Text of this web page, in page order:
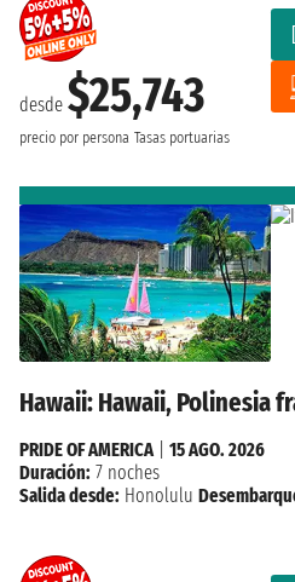
desde $25,743
precio por persona Tasas portuarias
Hawaii: Hawaii, Polinesia
PRIDE OF AMERICA
15 AGO. 2026
Duración: 7 noches
Salida desde: Honolulu